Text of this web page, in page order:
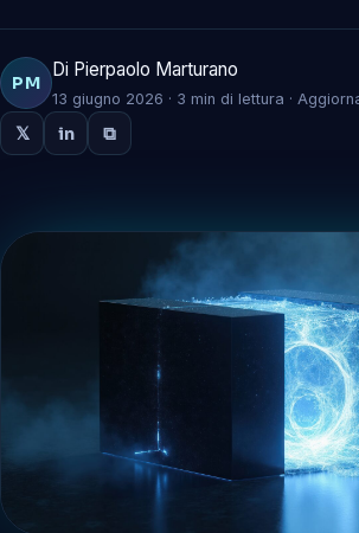
PM
Di Pierpaolo Marturano
13 giugno 2026 · 3 min di lettura ·
𝕏 in ⧉